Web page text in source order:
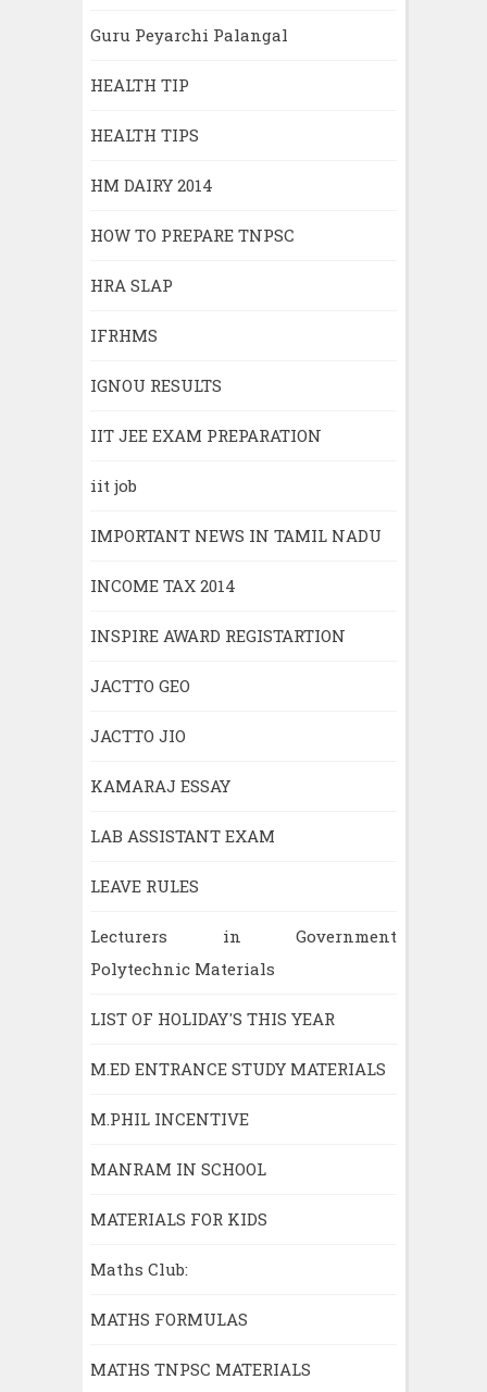
Guru Peyarchi Palangal
HEALTH TIP
HEALTH TIPS
HM DAIRY 2014
HOW TO PREPARE TNPSC
HRA SLAP
IFRHMS
IGNOU RESULTS
IIT JEE EXAM PREPARATION
iit job
IMPORTANT NEWS IN TAMIL NADU
INCOME TAX 2014
INSPIRE AWARD REGISTARTION
JACTTO GEO
JACTTO JIO
KAMARAJ ESSAY
LAB ASSISTANT EXAM
LEAVE RULES
Lecturers in Government
Polytechnic Materials
LIST OF HOLIDAY'S THIS YEAR
M.ED ENTRANCE STUDY MATERIALS
M.PHIL INCENTIVE
MANRAM IN SCHOOL
MATERIALS FOR KIDS
Maths Club:
MATHS FORMULAS
MATHS TNPSC MATERIALS